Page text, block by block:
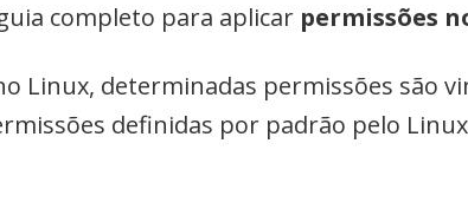
completo para aplicar permissões
Linux, determinadas permissões são
definidas por padrão pelo